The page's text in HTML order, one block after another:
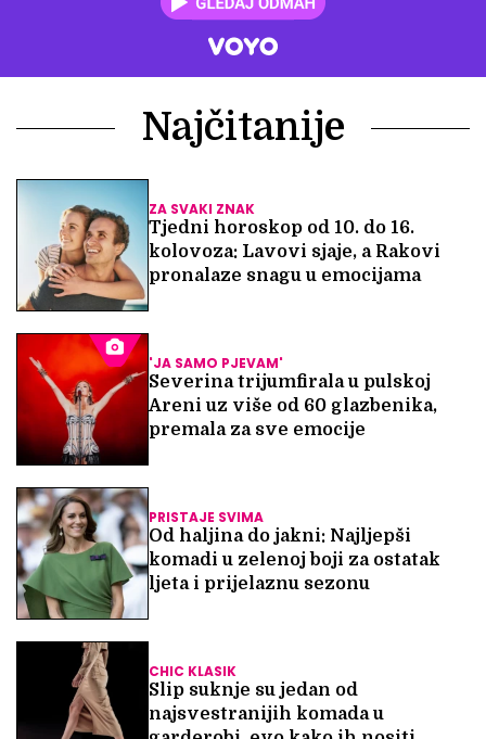
Najčitanije
ZA SVAKI ZNAK
Tjedni horoskop od 10. do 16.
kolovoza: Lavovi sjaje, a Rakovi
pronalaze snagu u emocijama
'JA SAMO PJEVAM'
Severina trijumfirala u pulskoj
Areni uz više od 60 glazbenika,
premala za sve emocije
PRISTAJE SVIMA
Od haljina do jakni: Najljepši
komadi u zelenoj boji za ostatak
ljeta i prijelaznu sezonu
CHIC KLASIK
Slip suknje su jedan od
najsvestranijih komada u